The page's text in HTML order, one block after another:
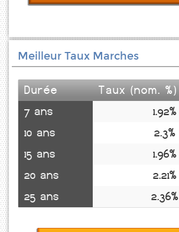
Meilleur Taux Marches
Durée
Taux (nom. %)
7 ans
1.92%
10 ans
2.3%
15 ans
1.96%
20 ans
2.21%
25 ans
2.36%